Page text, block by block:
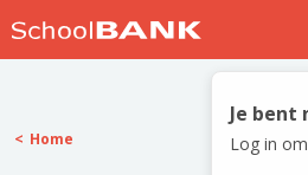
Nostalgische
Log in
Meld je gratis
Je bent
Log in
Home